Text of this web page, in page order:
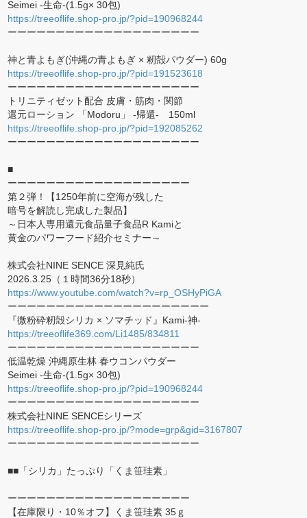
Seimei -生命-(1.5g× 30包)
https://treeoflife.shop-pro.jp/?pid=190968244
ーーーーーーーーーーーーーーーーーーーー
神と青よもぎ(沖縄の青よもぎ × 籾殻パウダー) 60g
https://treeoflife.shop-pro.jp/?pid=191523618
ーーーーーーーーーーーーーーーーーーーー
トリニティゼット配合 皮膚・筋肉・関節
還元ローション 「Modoru」 -帰還- 150ml
https://treeoflife.shop-pro.jp/?pid=192085262
ーーーーーーーーーーーーーーーーーーーー
■
ーーーーーーーーーーーーーーーーーーー
第２弾！【1250年前に空海が残した
暗号を解読し完成した製品】
～日本人専用還元食品量子食品R Kamiと
黄金のパワーフード紹介セミナー～
株式会社NINE SENCE 深見純氏
2026.3.25（１時間36分18秒）
https://www.youtube.com/watch?v=rp_OSHyPiGA
ーーーーーーーーーーーーーーーーーーーーー
『微粉砕籾殻シリカ × ソマチッド』Kami-神-
https://treeoflife369.com/Li1485/834811
ーーーーーーーーーーーーーーーーーーーー
低温乾燥 沖縄原生林 春ウコンパウダー
Seimei -生命-(1.5g× 30包)
https://treeoflife.shop-pro.jp/?pid=190968244
ーーーーーーーーーーーーーーーーーーーー
株式会社NINE SENCEシリーズ
https://treeoflife.shop-pro.jp/?mode=grp&gid=3167807
ーーーーーーーーーーーーーーーーーーーー
■■「シリカ」たっぷり「くま笹珪素」
ーーーーーーーーーーーーーーーーーーー
【在庫限り・10％オフ】くま笹珪素 35ｇ